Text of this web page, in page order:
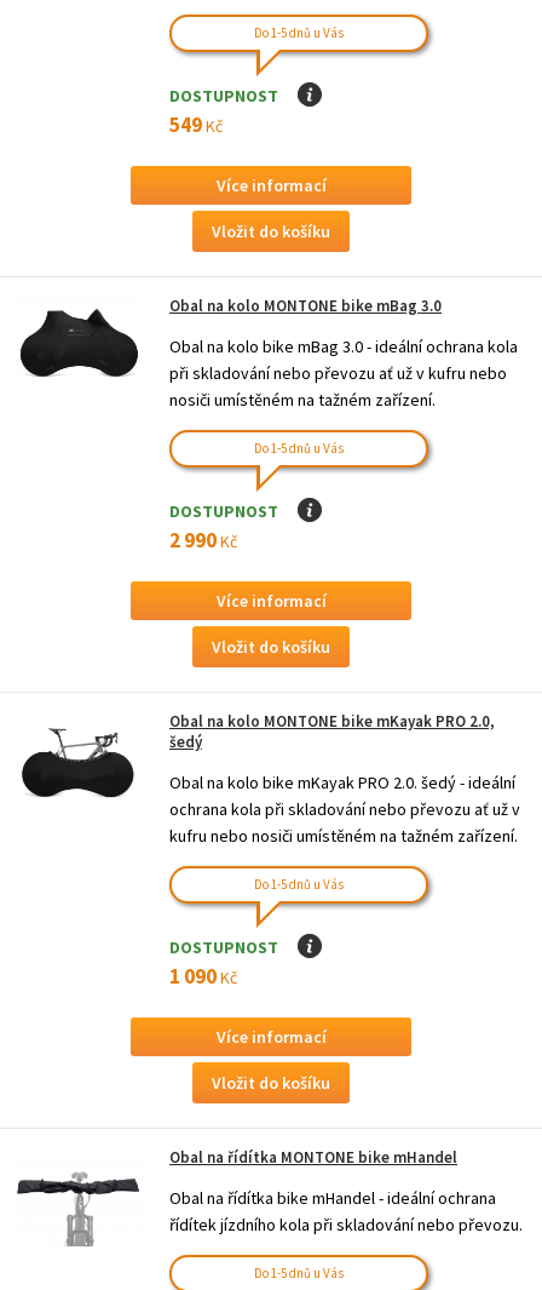
Do 1-5 dnů u Vás
DOSTUPNOST I
549Kč
Více informací
Obal na kolo MONTONE bike mBag 3.0
Obal na kolo bike mBag 3.0 - ideální ochrana kola
při skladování nebo převozu ať už v kufru nebo
nosiči umístěném na tažném zařízení.
Do 1-5 dnů u Vás
DOSTUPNOST I
2 990Kč
Více informací
Obal na kolo MONTONE bike mKayak PRO 2.0,
šedý
Obal na kolo bike mKayak PRO 2.0. šedý - ideální
ochrana kola při skladování nebo převozu ať už v
kufru nebo nosiči umístěném na tažném zařízení.
Do 1-5 dnů u Vás
DOSTUPNOST I
1 090Kč
Více informací
Obal na řídítka MONTONE bike mHandel
Obal na řídítka bike mHandel - ideální ochrana
řídítek jízdního kola při skladování nebo převozu.
Do 1-5 dnů u Vás